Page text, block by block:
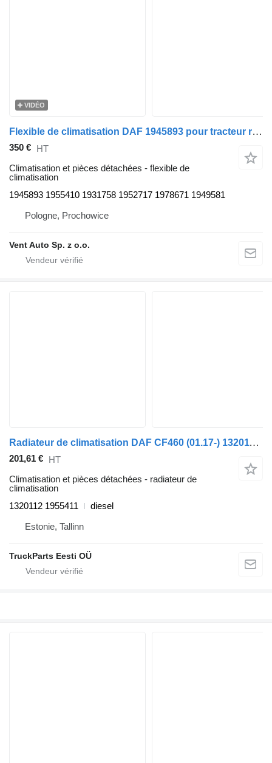
VIDÉO
Flexible de climatisation DAF 1945893 pour tracteur routier DAF CF
350 € HT
Climatisation et pièces détachées - flexible de
climatisation
1945893 1955410 1931758 1952717 1978671 1949581
Pologne, Prochowice
Vent Auto Sp. z o.o.
Radiateur de climatisation DAF CF460 (01.17-) 1320112 1955411 pour tracteur routier DAF CF450, CF460 (2017-)
201,61 € HT
Climatisation et pièces détachées - radiateur de
climatisation
1320112 1955411
diesel
Estonie, Tallinn
TruckParts Eesti OÜ